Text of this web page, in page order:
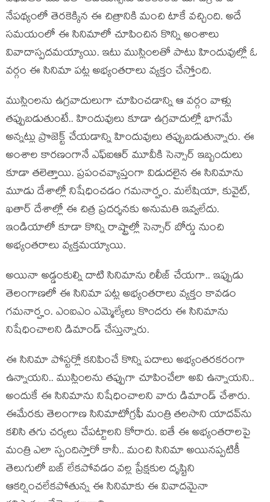
నేప‌థ్యంలో తెర‌కెక్కిన ఈ చిత్రానికి మంచి టాకే వ‌చ్చింది. అదే
స‌మ‌యంలో ఈ సినిమాలో చూపించిన కొన్ని అంశాలు
వివాదాస్ప‌ద‌మ‌య్యాయి. ఇటు ముస్లింల‌తో పాటు హిందువుల్లో ఓ
వ‌ర్గం ఈ సినిమా ప‌ట్ల అభ్యంత‌రాలు వ్య‌క్తం చేస్తోంది.
ముస్లింల‌ను ఉగ్ర‌వాదులుగా చూపించ‌డాన్ని ఆ వ‌ర్గం వాళ్లు
త‌ప్పుబ‌డుతుంటే.. హిందువులు కూడా ఉగ్ర‌వాదుల్లో భాగ‌మే
అన్న‌ట్లు ప్రొజెక్ట్ చేయ‌డాన్ని హిందువులు త‌ప్పుబ‌డుతున్నారు. ఈ
అంశాల కార‌ణంగానే ఎఫ్ఐఆర్ మూవీకి సెన్సార్ ఇబ్బందులు
కూడా త‌లెత్తాయి. ప్ర‌పంచ‌వ్యాప్తంగా విడుద‌లైన ఈ సినిమాను
మూడు దేశాల్లో నిషేధించ‌డం గ‌మ‌నార్హం. మ‌లేషియా, కువైట్,
ఖ‌తార్ దేశాల్లో ఈ చిత్ర ప్ర‌ద‌ర్శ‌న‌కు అనుమ‌తి ఇవ్వ‌లేదు.
ఇండియాలో కూడా కొన్ని రాష్ట్రాల్లో సెన్సార్ బోర్డు నుంచి
అభ్యంత‌రాలు వ్య‌క్త‌మ‌య్యాయి.
అయినా అడ్డంకుల్ని దాటి సినిమాను రిలీజ్ చేయ‌గా.. ఇప్పుడు
తెలంగాణ‌లో ఈ సినిమా ప‌ట్ల అభ్యంత‌రాలు వ్య‌క్తం కావ‌డం
గ‌మనార్హం. ఎంఐఎం ఎమ్మెల్యేలు కొంద‌రు ఈ సినిమాను
నిషేధించాల‌ని డిమాండ్ చేస్తున్నారు.
ఈ సినిమా పోస్ట‌ర్లో క‌నిపించే కొన్ని ప‌దాలు అభ్యంత‌రక‌రంగా
ఉన్నాయ‌ని.. ముస్లింలను త‌ప్పుగా చూపించేలా అవి ఉన్నాయ‌ని..
అందుకే ఈ సినిమాను నిషేధించాల‌ని వారు డిమాండ్ చేశారు.
ఈమేర‌కు తెలంగాణ‌ సినిమాటోగ్ర‌ఫీ మంత్రి త‌ల‌సాని యాద‌వ్‌ను
క‌లిసి త‌గు చ‌ర్య‌లు చేప‌ట్టాల‌ని కోరారు. ఐతే ఈ అభ్యంత‌రాల‌పై
మంత్రి ఎలా స్పందిస్తారో కానీ.. మంచి సినిమా అయిన‌ప్ప‌టికీ
తెలుగులో బ‌జ్ లేక‌పోవ‌డం వ‌ల్ల ప్రేక్ష‌కుల దృష్టిని
ఆక‌ర్షించ‌లేక‌పోతున్న ఈ సినిమాకు ఈ వివాద‌మైనా